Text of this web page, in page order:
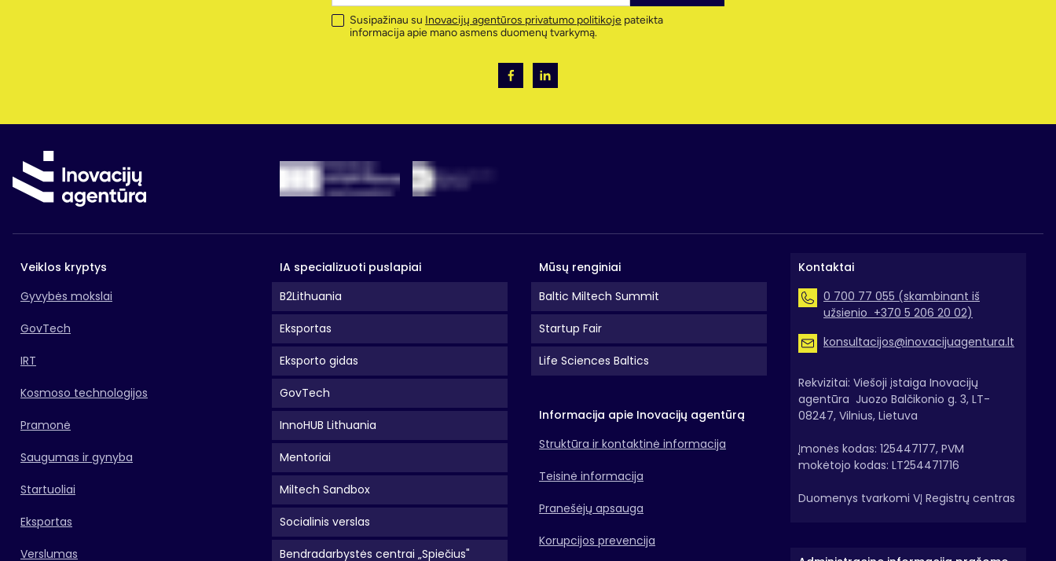
Susipažinau su Inovacijų agentūros privatumo politikoje pateikta
informacija apie mano asmens duomenų tvarkymą.
Veiklos kryptys
Gyvybės mokslai
GovTech
IRT
Kosmoso technologijos
Pramonė
Saugumas ir gynyba
Startuoliai
Eksportas
Verslumas
IA specializuoti puslapiai
B2Lithuania
Eksportas
Eksporto gidas
GovTech
InnoHUB Lithuania
Mentoriai
Miltech Sandbox
Socialinis verslas
Bendradarbystės centrai „Spiečius"
Mūsų renginiai
Baltic Miltech Summit
Startup Fair
Life Sciences Baltics
Informacija apie Inovacijų agentūrą
Struktūra ir kontaktinė informacija
Teisinė informacija
Pranešėjų apsauga
Korupcijos prevencija
Kontaktai
0 700 77 055 (skambinant iš
užsienio +370 5 206 20 02)
konsultacijos@inovacijuagentura.lt
Rekvizitai: Viešoji įstaiga Inovacijų
agentūra Juozo Balčikonio g. 3, LT-
08247, Vilnius, Lietuva
Įmonės kodas: 125447177, PVM
mokėtojo kodas: LT254471716
Duomenys tvarkomi VĮ Registrų centras